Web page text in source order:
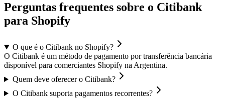
Perguntas frequentes sobre o Citibank
para Shopify
O que é o Citibank no Shopify?
O Citibank é um método de pagamento por transferência bancária
disponível para comerciantes Shopify na Argentina.
Quem deve oferecer o Citibank?
O Citibank suporta pagamentos recorrentes?